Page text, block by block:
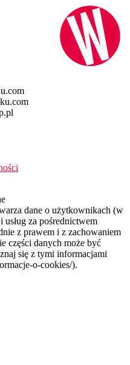
dane o użytkownikach (w
za pośrednictwem
z prawem i z zachowaniem
części danych może być
się z tymi informacjami
o-cookies/).